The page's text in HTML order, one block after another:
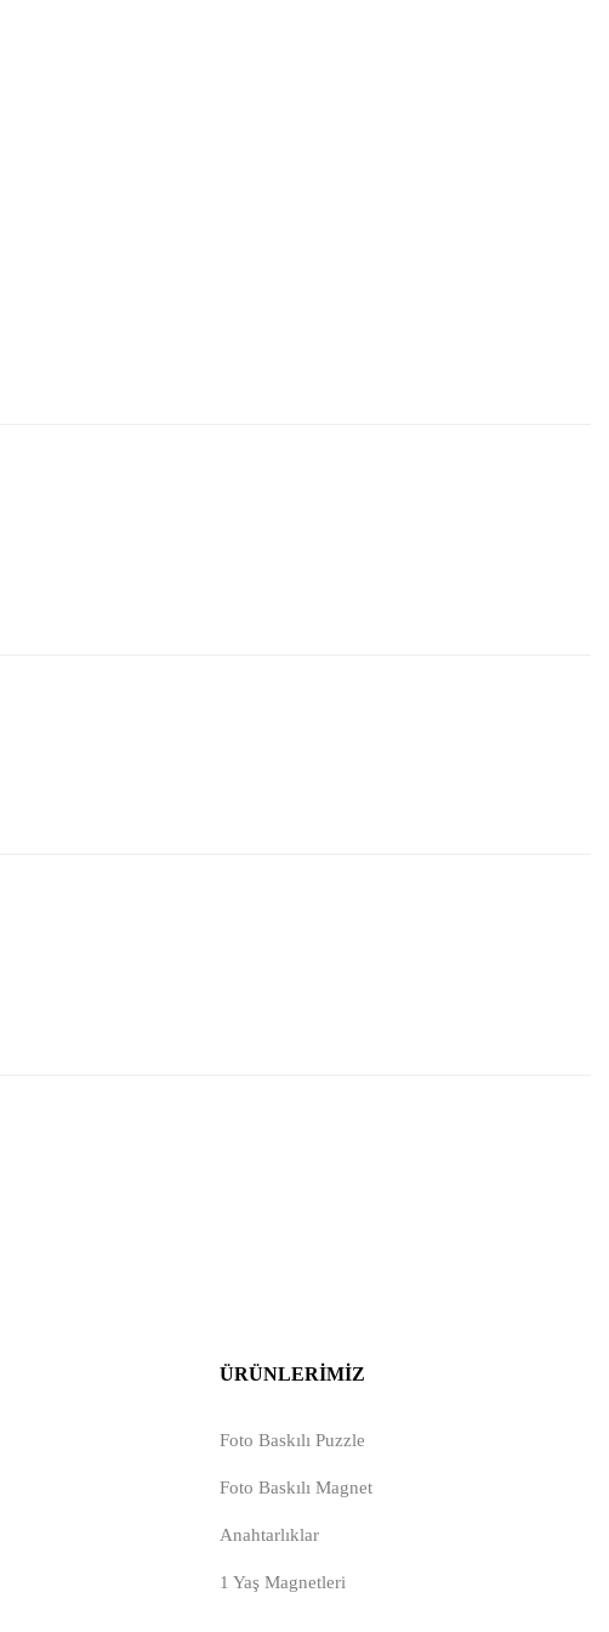
ÜRÜNLERIMIZ
Foto Baskılı Puzzle
Foto Baskılı Magnet
Anahtarlıklar
1 Yaş Magnetleri